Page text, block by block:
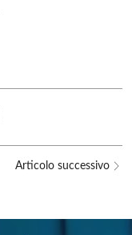
Articolo successivo